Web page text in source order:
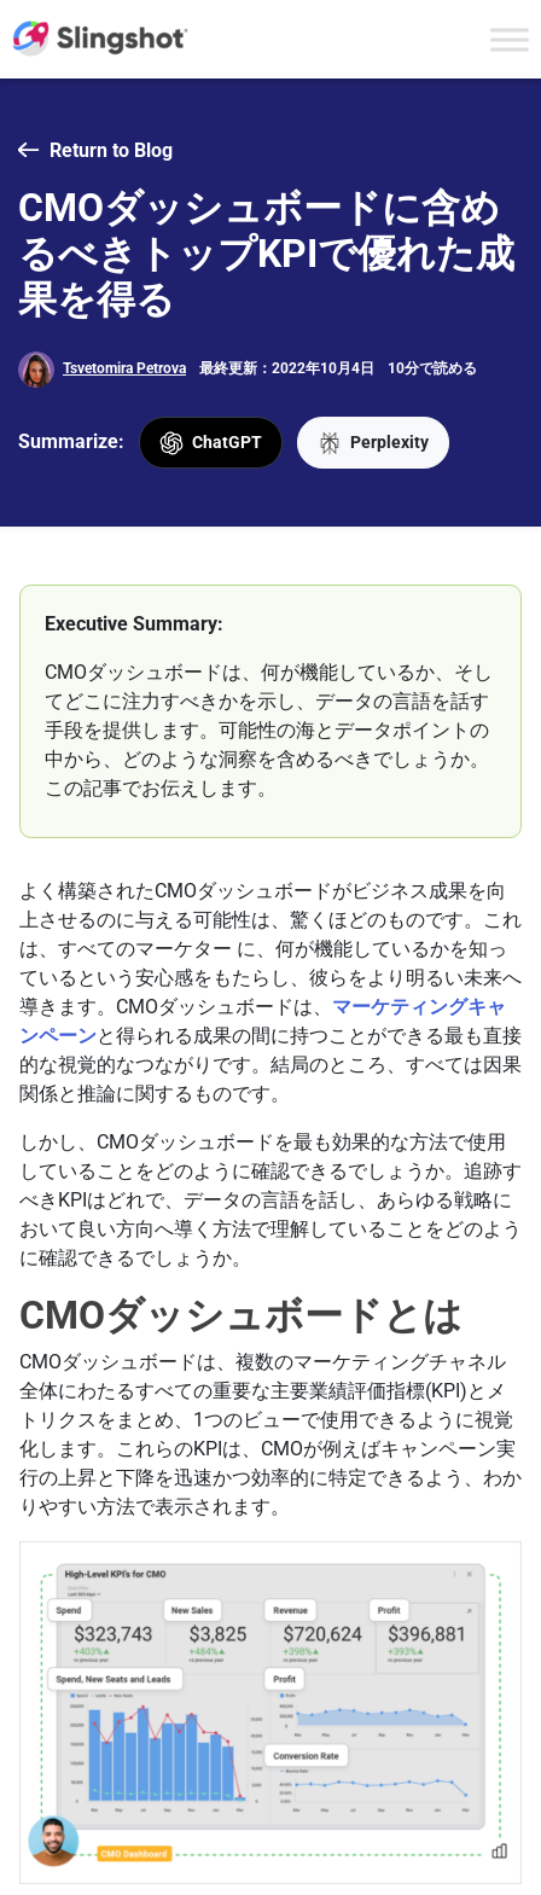
Return to Blog
CMOダッシュボードに含め
るべきトップKPIで優れた成
果を得る
Tsvetomira Petrova 最終更新：2022年10月4日 10分で読める
Summarize: ChatGPT Perplexity
Executive Summary:
CMOダッシュボードは、何が機能しているか、そし
てどこに注力すべきかを示し、データの言語を話す
手段を提供します。可能性の海とデータポイントの
中から、どのような洞察を含めるべきでしょうか。
この記事でお伝えします。
よく構築されたCMOダッシュボードがビジネス成果を向
上させるのに与える可能性は、驚くほどのものです。これ
は、すべてのマーケター に、何が機能しているかを知っ
ているという安心感をもたらし、彼らをより明るい未来へ
導きます。CMOダッシュボードは、 マーケティングキャ
ンペーンと得られる成果の間に持つことができる最も直接
的な視覚的なつながりです。結局のところ、すべては因果
関係と推論に関するものです。
しかし、CMOダッシュボードを最も効果的な方法で使用
していることをどのように確認できるでしょうか。追跡す
べきKPIはどれで、データの言語を話し、あらゆる戦略に
おいて良い方向へ導く方法で理解していることをどのよう
に確認できるでしょうか。
CMOダッシュボードとは
CMOダッシュボードは、複数のマーケティングチャネル
全体にわたるすべての重要な主要業績評価指標(KPI)とメ
トリクスをまとめ、1つのビューで使用できるように視覚
化します。これらのKPIは、CMOが例えばキャンペーン実
行の上昇と下降を迅速かつ効率的に特定できるよう、わか
りやすい方法で表示されます。